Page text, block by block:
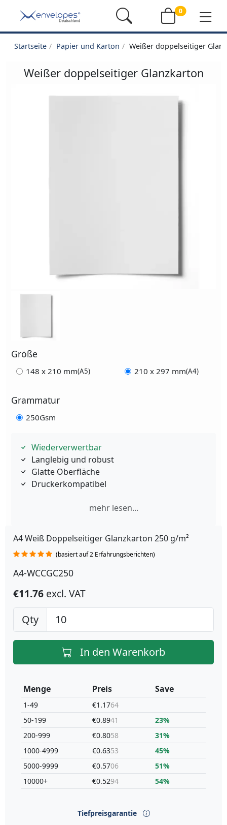
0
Startseite Papier und Karton Weißer doppelseitiger
Weißer doppelseitiger Glanzkarton
Größe
148 x 210 mm(A5) 210 x 297 mm(A4)
Grammatur
250Gsm
Wiederverwertbar
Langlebig und robust
Glatte Oberfläche
Druckerkompatibel
mehr lesen...
A4 Weiß Doppelseitiger Glanzkarton 250 g/m²
(basiert auf 2 Erfahrungsberichten)
A4-WCCGC250
€11.76 excl. VAT
Qty
In den Warenkorb
Menge
1-49
50-199
200-999
1000-4999
5000-9999
10000+
Preis
€1.1764
€0.8941
€0.8058
€0.6353
€0.5706
€0.5294
Save
23%
31%
45%
51%
54%
Tiefpreisgarantie